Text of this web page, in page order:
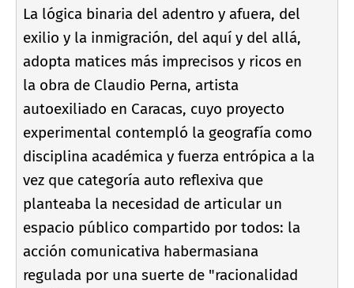
La lógica binaria del adentro y afuera, del
exilio y la inmigración, del aquí­ y del allá,
adopta matices más imprecisos y ricos en
la obra de Claudio Perna, artista
autoexiliado en Caracas, cuyo proyecto
experimental contempló la geografí­a como
disciplina académica y fuerza entrópica a la
vez que categorí­a auto reflexiva que
planteaba la necesidad de articular un
espacio público compartido por todos: la
acción comunicativa habermasiana
regulada por una suerte de "racionalidad